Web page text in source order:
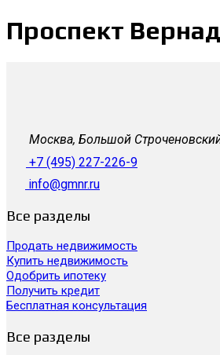
Проспект
Москва, Большой
+7 (495) 227-226-9
info@gmnr.ru
Все разделы
Продать недвижимость
Купить недвижимость
Одобрить ипотеку
Получить кредит
Бесплатная консультация
Все разделы